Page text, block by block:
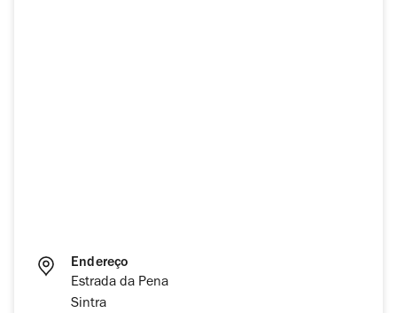
Endereço
Estrada da Pena
Sintra